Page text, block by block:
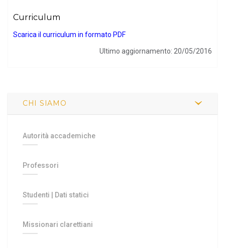
Curriculum
Scarica il curriculum in formato PDF
Ultimo aggiornamento: 20/05/2016
CHI SIAMO
Autorità accademiche
Professori
Studenti Dati statici
Missionari clarettiani